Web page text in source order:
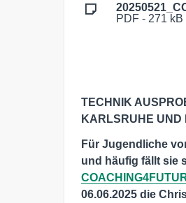
PDF - 271 kB
TECHNIK
KARLSRUHE UND
Für Jugendliche
und häufig fällt sie
06.06.2025 die